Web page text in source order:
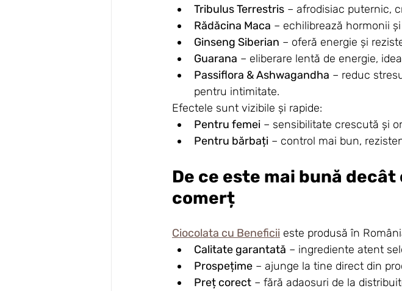
Tribulus Terrestris – afrodisiac puternic,
Rădăcina Maca – echilibrează hormonii
Ginseng Siberian – oferă energie și
Guarana – eliberare lentă de energie,
Passiflora & Ashwagandha – reduc
pentru intimitate.
Efectele sunt vizibile și rapide:
Pentru femei – sensibilitate crescută și
Pentru bărbați – control mai bun,
De ce este mai bună
comerț
Ciocolata cu Beneficii este produsă în
Calitate garantată – ingrediente atent
Prospețime – ajunge la tine direct din
Preț corect – fără adaosuri de la